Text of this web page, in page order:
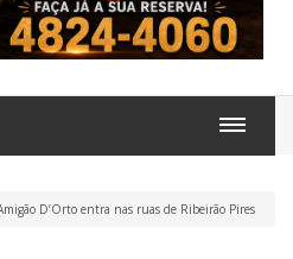
D’Orto entra nas ruas de Ribeirão Pires